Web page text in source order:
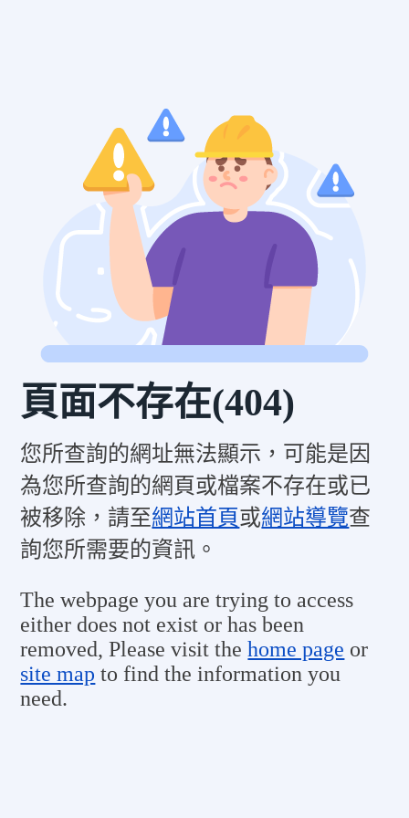
頁面不存在(404)
您所查詢的網址無法顯示，可能是因
為您所查詢的網頁或檔案不存在或已
被移除，請至網站首頁或網站導覽查
詢您所需要的資訊。
The webpage you are trying to access
either does not exist or has been
removed, Please visit thehome page or
site map to find the information you
need.